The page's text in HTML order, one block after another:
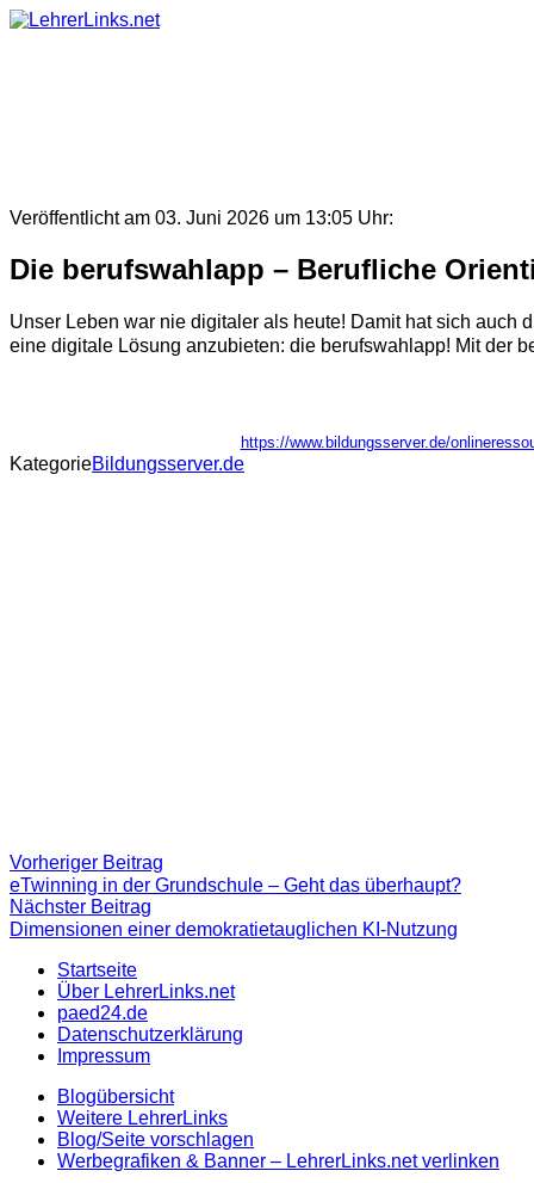
Skip
Veröffentlicht am 03. Juni 2026 um 13:05 Uhr:
Die berufswahlapp – Berufliche
Unser Leben war nie digitaler als heute! Damit hat sich auch
eine digitale Lösung anzubieten: die berufswahlapp! Mit der
https://www.bildungsserver.de/
KategorieBildungsserver.de
Beitragsnavigation
Vorheriger Beitrag
Beitrag:
eTwinning in der Grundschule – Geht das überhaupt?
Nächster Beitrag
Beitrag
Dimensionen einer demokratietauglichen KI-Nutzung
Startseite
Über LehrerLinks.net
paed24.de
Datenschutzerklärung
Impressum
Blogübersicht
Weitere LehrerLinks
Blog/Seite vorschlagen
Werbegrafiken & Banner – LehrerLinks.net verlinken